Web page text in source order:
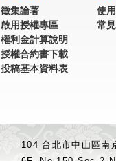
徵集論著
啟用授權專區
權利金計算說明
授權合約書下載
投稿基本資料表
使
常
104 台北市中山區